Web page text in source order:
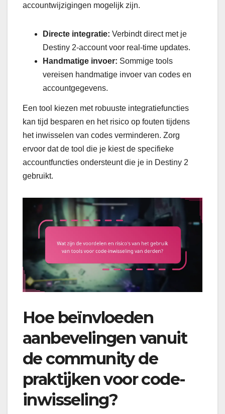
accountwijzigingen mogelijk zijn.
Directe integratie: Verbindt direct met je
Destiny 2-account voor real-time updates.
Handmatige invoer: Sommige tools
vereisen handmatige invoer van codes en
accountgegevens.
Een tool kiezen met robuuste integratiefuncties
kan tijd besparen en het risico op fouten tijdens
het inwisselen van codes verminderen. Zorg
ervoor dat de tool die je kiest de specifieke
accountfuncties ondersteunt die je in Destiny 2
gebruikt.
Hoe beïnvloeden
aanbevelingen vanuit
de community de
praktijken voor code-
inwisseling?